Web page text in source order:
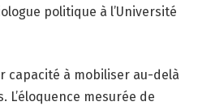
politique à l’Université
capacité à mobiliser au-delà
mesurée de